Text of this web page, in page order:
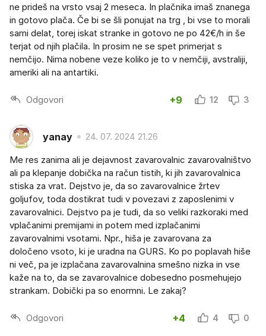
ne prideš na vrsto vsaj 2 meseca. In plačnika imaš znanega
in gotovo plača. Če bi se šli ponujat na trg , bi vse to morali
sami delat, torej iskat stranke in gotovo ne po 42€/h in še
terjat od njih plačila. In prosim ne se spet primerjat s
nemčijo. Nima nobene veze koliko je to v nemčiji, avstraliji,
ameriki ali na antartiki.
Odgovori +9 12 3
yanay 24. 07. 2024 21.26
Me res zanima ali je dejavnost zavarovalnic zavarovalništvo
ali pa klepanje dobička na račun tistih, ki jih zavarovalnica
stiska za vrat. Dejstvo je, da so zavarovalnice žrtev
goljufov, toda dostikrat tudi v povezavi z zaposlenimi v
zavarovalnici. Dejstvo pa je tudi, da so veliki razkoraki med
vplačanimi premijami in potem med izplačanimi
zavarovalnimi vsotami. Npr., hiša je zavarovana za
določeno vsoto, ki je uradna na GURS. Ko po poplavah hiše
ni več, pa je izplačana zavarovalnina smešno nizka in vse
kaže na to, da se zavarovalnice dobesedno posmehujejo
strankam. Dobički pa so enormni. Le zakaj?
Odgovori +4 4 0